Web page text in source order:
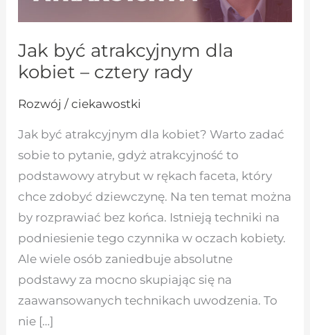
Jak być atrakcyjnym dla
kobiet – cztery rady
Rozwój / ciekawostki
Jak być atrakcyjnym dla kobiet? Warto zadać
sobie to pytanie, gdyż atrakcyjność to
podstawowy atrybut w rękach faceta, który
chce zdobyć dziewczynę. Na ten temat można
by rozprawiać bez końca. Istnieją techniki na
podniesienie tego czynnika w oczach kobiety.
Ale wiele osób zaniedbuje absolutne
podstawy za mocno skupiając się na
zaawansowanych technikach uwodzenia. To
nie […]